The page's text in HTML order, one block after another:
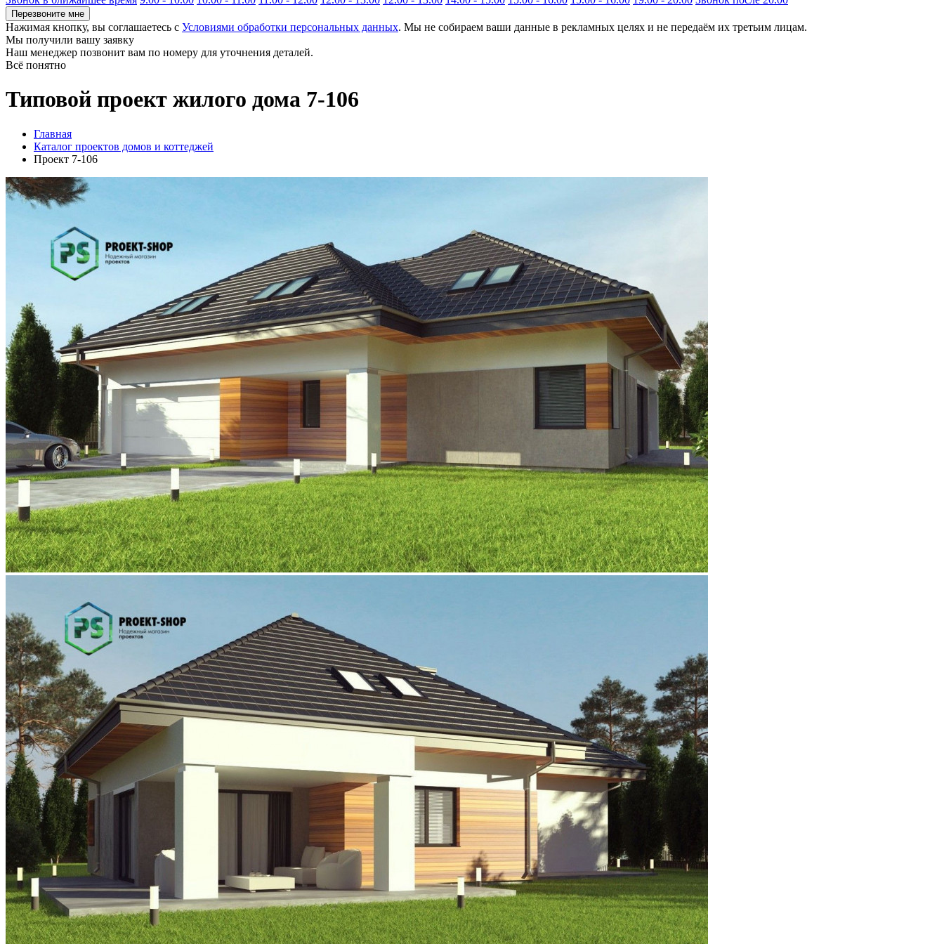
Перезвоните мне
Нажимая кнопку, вы соглашаетесь с Условиями обработки персональных данных. Мы не собираем ваши данные в рекламных целях и не передаём их третьим лицам.
Мы получили вашу заявку
Наш менеджер позвонит вам по номеру для уточнения деталей.
Всё понятно
Типовой проект жилого дома 7-106
Главная
Каталог проектов домов и коттеджей
Проект 7-106